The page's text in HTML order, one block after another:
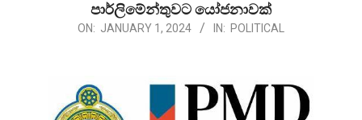
පාර්ලිමේන්තුවට යෝජනාවක්
2024-ON: JANUARY 1, 2024 IN: POLITICAL